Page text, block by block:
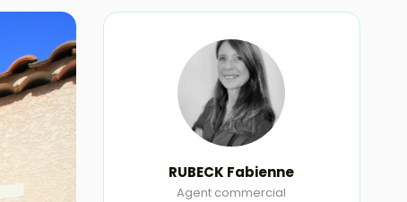
RUBECK Fabienne
Agent commercial